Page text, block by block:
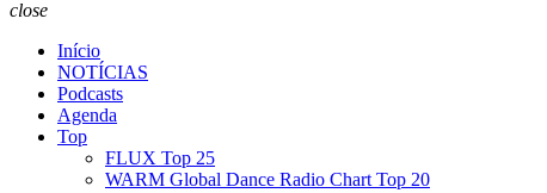
close
Início
NOTÍCIAS
Podcasts
Agenda
Top
FLUX Top 25
WARM Global Dance Radio Chart Top 20